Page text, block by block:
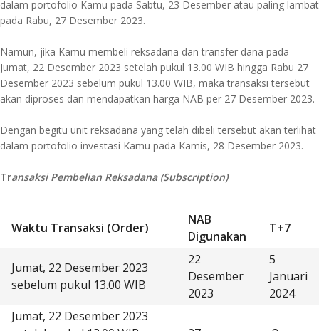
dalam portofolio Kamu pada Sabtu, 23 Desember atau paling lambat
pada Rabu, 27 Desember 2023.
Namun, jika Kamu membeli reksadana dan transfer dana pada
Jumat, 22 Desember 2023 setelah pukul 13.00 WIB hingga Rabu 27
Desember 2023 sebelum pukul 13.00 WIB, maka transaksi tersebut
akan diproses dan mendapatkan harga NAB per 27 Desember 2023.
Dengan begitu unit reksadana yang telah dibeli tersebut akan terlihat
dalam portofolio investasi Kamu pada Kamis, 28 Desember 2023.
Transaksi Pembelian Reksadana (Subscription)
Waktu Transaksi (Order)
NAB
Digunakan
T+7
Jumat, 22 Desember 2023
sebelum pukul 13.00 WIB
22
Desember
2023
5
Januari
2024
Jumat, 22 Desember 2023